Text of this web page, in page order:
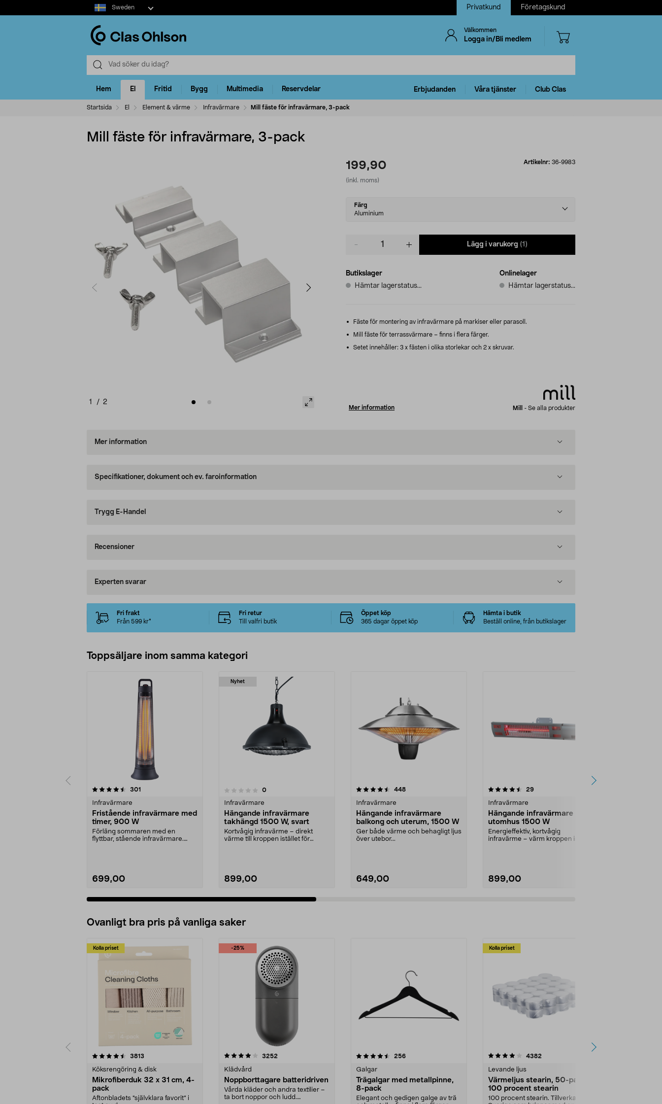
Select
market
Sweden Privatkund Företagskund
Välkommen
Logga in/Bli medlem
Hem El Fritid Bygg Multimedia Reservdelar Erbjudanden Våra tjänster Club Clas
Startsida El Element & värme Infravärmare Mill fäste för infravärmare, 3-pack
Mill fäste för infravärmare, 3-pack
1 / 2
199,90
(inkl. moms)
Artikelnr: 36-9983
Select
variant
Färg
Aluminium
Lägg i varukorg (1)
Butikslager
Hämtar lagerstatus...
Onlinelager
Hämtar lagerstatus...
Fäste för montering av infravärmare på markiser eller parasoll.
Mill fäste för terrassvärmare – finns i flera färger.
Setet innehåller: 3 x fästen i olika storlekar och 2 x skruvar.
Mer information Mill - Se alla produkter
Mer information
Specifikationer, dokument och ev. faroinformation
Trygg E-Handel
Recensioner
Experten svarar
Fri frakt
Från 599 kr*
Fri retur
Till valfri butik
Öppet köp
365 dagar öppet köp
Hämta i butik
Beställ online, från butikslager
Toppsäljare inom samma kategori
301
Infravärmare
Fristående infravärmare med
timer, 900 W
Förläng sommaren med en
flyttbar, stående infravärmare.
699,00
Nyhet
0.0 av 5 stjärnor 0recensioner
Infravärmare
Hängande infravärmare
takhängd 1500 W, svart
Kortvågig infravärme – direkt
värme till kroppen istället för
899,00
4.5 av 5 stjärnor 448recensioner
Infravärmare
Hängande infravärmare
balkong och uterum, 1500 W
Ger både värme och behagligt ljus
över utebor...
649,00
4.5 av 5 stjärnor 29recensioner
Infravärmare
Hängande infravärmare
utomhus 1500 W
Energieffektiv, kortvågig
infravärme – värm kroppen istället
899,00
3.5 av 5 stjärnor
Ovanligt bra pris på vanliga saker
Kolla priset
3813
Köksrengöring & disk
Mikrofiberduk 32 x 31 cm, 4-
pack
Aftonbladets "självklara favorit” i
-25%
4.0av 5 stjärnor 3252
Klädvård
Noppborttagare batteridriven
Vårda kläder och andra textilier –
ta bort noppor och ludd.
4.5av 5 stjärnor 256recensioner
Galgar
Trägalgar med metallpinne,
8-pack
Elegant och gedigen galge av trä
Kolla priset
4.0av 5 stjärnor 4382
Levande ljus
Värmeljus stearin, 50-pack,
100 procent stearin
100 procent stearin. Tillverkade i
4.5av 5 stjärnor